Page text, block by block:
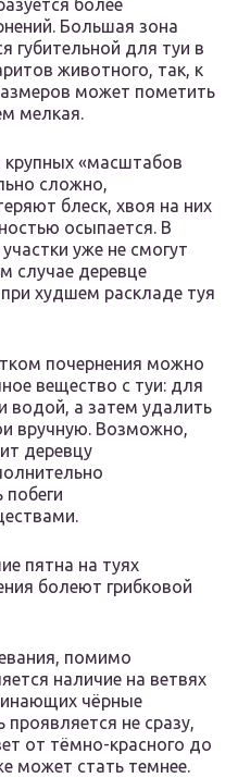
более
Большая зона
губительной для туи в
животного, так, к
может пометить
мелкая.
«масштабов
сложно,
блеск, хвоя на них
осыпается. В
уже не смогут
случае деревце
худшем раскладе туя
почернения можно
вещество с туи: для
водой, а затем удалить
вручную. Возможно,
деревцу
побеги
пятна на туях
болеют грибковой
помимо
наличие на ветвях
чёрные
проявляется не сразу,
от тёмно-красного до
может стать темнее.